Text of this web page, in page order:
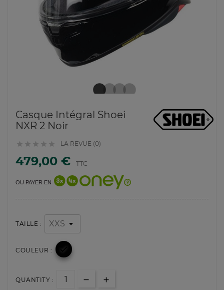
Casque Intégral Shoei
NXR 2 Noir
     LA REVUE (0)
479,00 € TTC
OU PAYER EN
TAILLE :
COULEUR : 
QUANTITY :